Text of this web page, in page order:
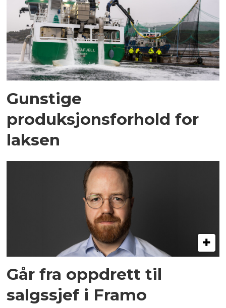
Gunstige
produksjonsforhold for
laksen
Går fra oppdrett til
salgssjef i Framo